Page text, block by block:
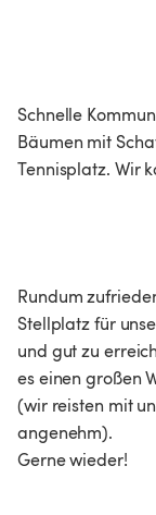
Schnelle
Bäumen mit
Tennisplatz. Wir
Rundum
Stellplatz für
und gut zu
es einen großen
(wir reisten mit
angenehm).
Gerne wieder!